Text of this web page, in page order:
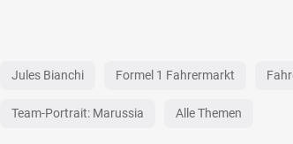
Jules Bianchi Formel 1 Fahrermarkt
Team-Portrait: Marussia Alle Themen